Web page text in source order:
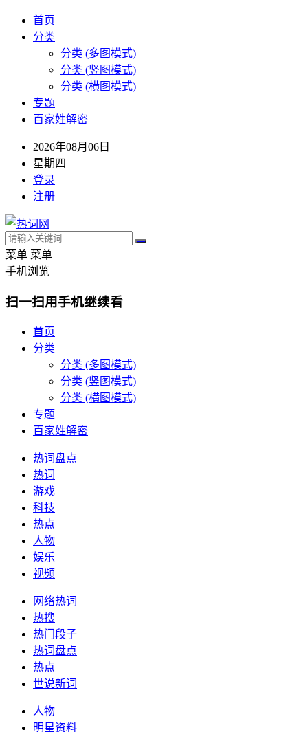
首页
分类
分类 (多图模式)
分类 (竖图模式)
分类 (横图模式)
专题
百家姓解密
2026年08月06日
星期四
登录
注册
菜单 菜单
手机浏览
扫一扫用手机继续看
首页
分类
分类 (多图模式)
分类 (竖图模式)
分类 (横图模式)
专题
百家姓解密
热词盘点
热词
游戏
科技
热点
人物
娱乐
视频
网络热词
热搜
热门段子
热词盘点
热点
世说新词
人物
明星资料